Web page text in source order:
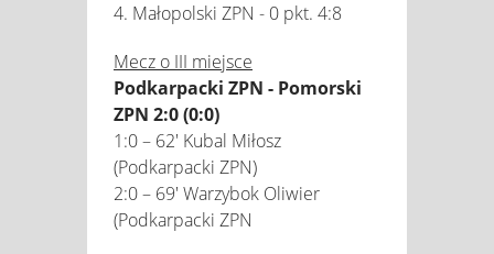
4. Małopolski ZPN - 0 pkt. 4:8
Mecz o III miejsce
Podkarpacki ZPN - Pomorski
ZPN 2:0 (0:0)
1:0 – 62' Kubal Miłosz
(Podkarpacki ZPN)
2:0 – 69' Warzybok Oliwier
(Podkarpacki ZPN